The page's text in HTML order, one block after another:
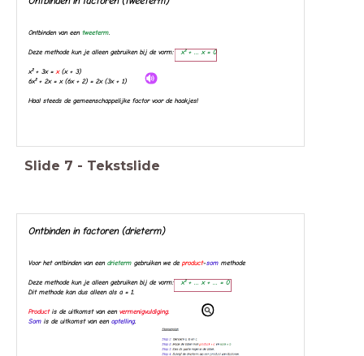
Ontbinden van een tweeterm.
Deze methode kun je alleen gebruiken bij de vorm:x² + ... x = 0
x² + 3x =x(x + 3)
6x² + 2x = x (6x + 2) = 2x (3x + 1)
Haal steeds de gemeenschappelijke factor voor de haakjes!
Slide 7 - Tekstslide
Ontbinden in factoren (drieterm)
Voor het ontbinden van een drietermgebruiken we de product-sommethode
Deze methode kun je alleen gebruiken bij de vorm:
x² + ... x + ... = 0
Dit methode kan dus alleen als a = 1.
Productis de uitkomst van een vermenigvuldiging.
Somis de uitkomst van een optelling.